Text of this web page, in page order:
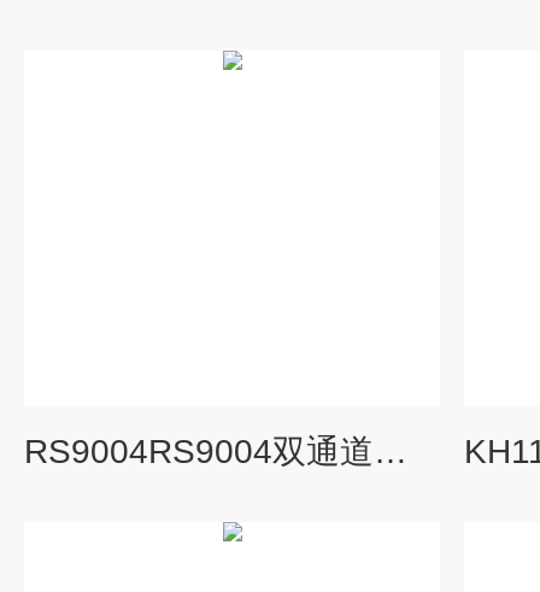
RS9004RS9004双通道烈度监视仪振动